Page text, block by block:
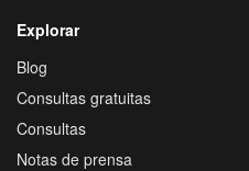
Explorar
Blog
Consultas gratuitas
Consultas
Notas de prensa